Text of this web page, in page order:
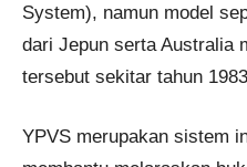
System), namun model
dari Jepun serta Australia
tersebut sekitar tahun
YPVS merupakan sistem